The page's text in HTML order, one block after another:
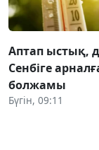
Аптап ыстық,
Сенбіге
болжамы
Бүгін, 09:11